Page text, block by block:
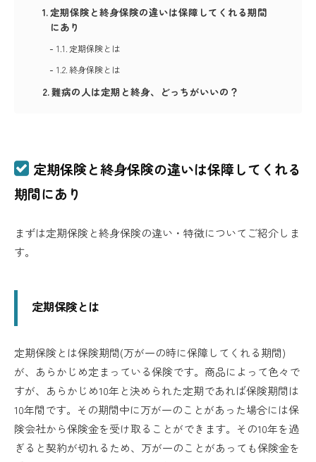
定期保険と終身保険の違いは保障してくれる期間
にあり
定期保険とは
終身保険とは
難病の人は定期と終身、どっちがいいの？
定期保険と終身保険の違いは保障してくれる
期間にあり
まずは定期保険と終身保険の違い・特徴についてご紹介しま
す。
定期保険とは
定期保険とは保険期間(万が一の時に保障してくれる期間)
が、あらかじめ定まっている保険です。商品によって色々で
すが、あらかじめ10年と決められた定期であれば保険期間は
10年間です。その期間中に万が一のことがあった場合には保
険会社から保険金を受け取ることができます。その10年を過
ぎると契約が切れるため、万が一のことがあっても保険金を